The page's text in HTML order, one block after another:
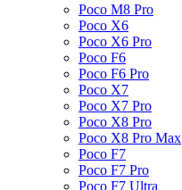
Poco M8 Pro
Poco X6
Poco X6 Pro
Poco F6
Poco F6 Pro
Poco X7
Poco X7 Pro
Poco X8 Pro
Poco X8 Pro Max
Poco F7
Poco F7 Pro
Poco F7 Ultra